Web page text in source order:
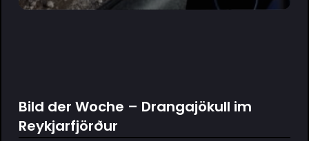
Bild der Woche – Drangajökull im
Reykjarfjörður